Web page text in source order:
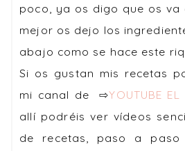
poco, ya os digo que os va
mejor os dejo los
abajo como se hace este
Si os gustan mis recetas
mi canal de ⇨YOUTUBE EL
allí podréis ver vídeos
de recetas, paso a